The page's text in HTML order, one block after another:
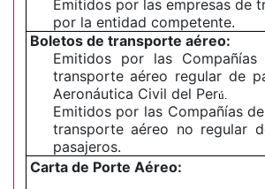
Emitidos por las empresas de
por la entidad competente.
Boletos de transporte aéreo:
Emitidos por las
transporte aéreo regular de
Aeronáutica Civil del Perú.
Emitidos por las Compañías
transporte aéreo no regular
pasajeros.
Carta de Porte Aéreo: